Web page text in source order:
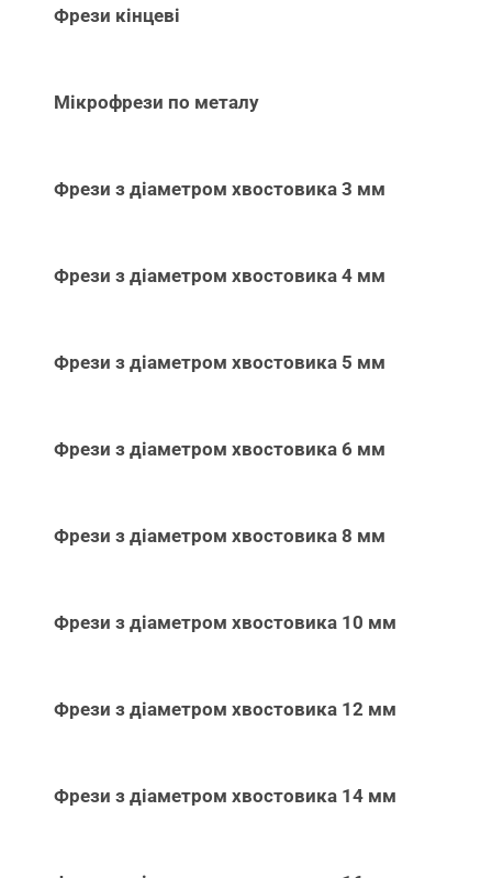
Фрези кінцеві
Мікрофрези по металу
Фрези з діаметром хвостовика 3 мм
Фрези з діаметром хвостовика 4 мм
Фрези з діаметром хвостовика 5 мм
Фрези з діаметром хвостовика 6 мм
Фрези з діаметром хвостовика 8 мм
Фрези з діаметром хвостовика 10 мм
Фрези з діаметром хвостовика 12 мм
Фрези з діаметром хвостовика 14 мм